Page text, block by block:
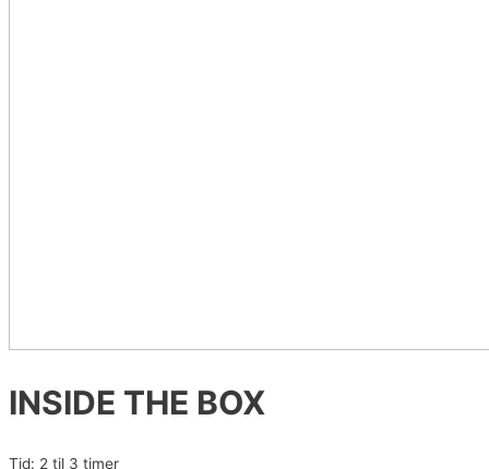
INSIDE THE BOX
Tid: 2 til 3 timer